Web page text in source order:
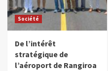
Société
De l’intérêt
stratégique de
l’aéroport de Rangiroa